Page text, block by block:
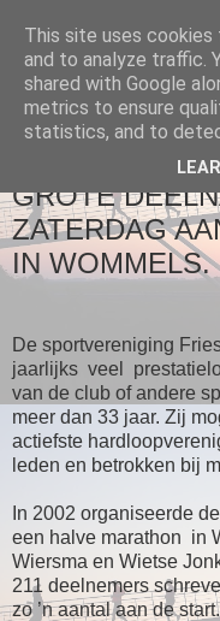
GROTE
ZATERDAG
IN WOMMELS.
De sportvereniging
jaarlijks veel
van de club of andere
meer dan 33 jaar. Zij
actiefste
leden en betrokken bij
In 2002 organiseerde
een halve marathon in
Wiersma en Wietse
211 deelnemers
zo ’n aantal aan de
This site uses
and to analyze traffic.
shared with Google
metrics to ensure
statistics, and to